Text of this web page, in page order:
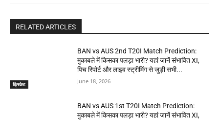
RELATED ARTICLES
क्रिकेट
BAN vs AUS 2nd T20I Match Prediction:
मुकाबले में किसका पलड़ा भारी? यहां जानें संभावित XI,
पिच रिपोर्ट और लाइव स्ट्रीमिंग से जुड़ी सभी...
June 18, 2026
BAN vs AUS 1st T20I Match Prediction:
मुकाबले में किसका पलड़ा भारी? यहां जानें संभावित XI,